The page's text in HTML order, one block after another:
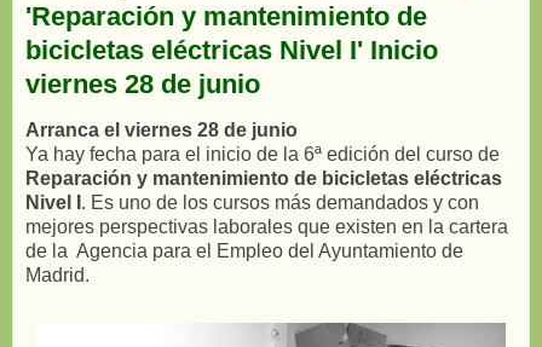
'Reparación y mantenimiento de
bicicletas eléctricas Nivel I' Inicio
viernes 28 de junio
Arranca el viernes 28 de junio
Ya hay fecha para el inicio de la 6ª edición del curso de
Reparación y mantenimiento de bicicletas eléctricas
Nivel I . Es uno de los cursos más demandados y con
mejores perspectivas laborales que existen en la cartera
de la Agencia para el Empleo del Ayuntamiento de
Madrid.